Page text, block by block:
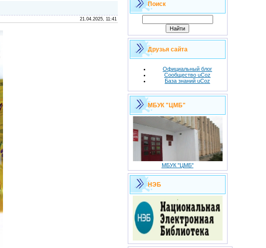
21.04.2025, 11:41
Поиск
Друзья сайта
Официальный блог
Сообщество uCoz
База знаний uCoz
МБУК "ЦМБ"
МБУК "ЦМБ"
НЭБ